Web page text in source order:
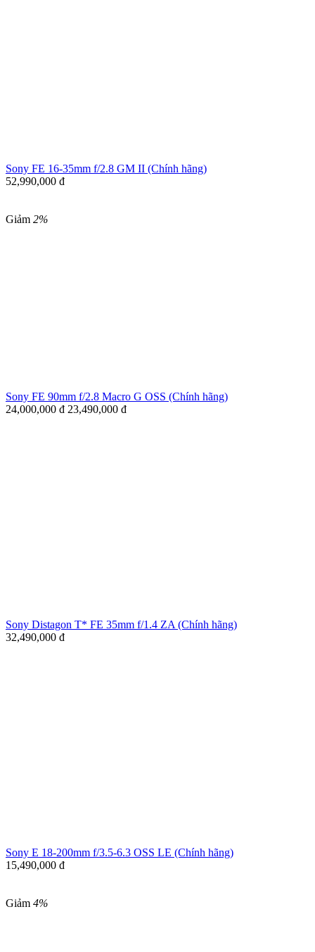
Sony FE 16-35mm f/2.8 GM II (Chính hãng)
52,990,000 đ
Giảm 2%
Sony FE 90mm f/2.8 Macro G OSS (Chính hãng)
24,000,000 đ 23,490,000 đ
Sony Distagon T* FE 35mm f/1.4 ZA (Chính hãng)
32,490,000 đ
Sony E 18-200mm f/3.5-6.3 OSS LE (Chính hãng)
15,490,000 đ
Giảm 4%